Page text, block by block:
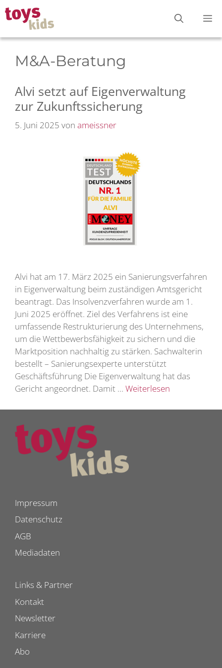
Zum
Inhalt
springen
M&A-Beratung
Alvi setzt auf Eigenverwaltung
zur Zukunftssicherung
5. Juni 2025 von ameissner
Alvi hat am 17. März 2025 ein Sanierungsverfahren
in Eigenverwaltung beim zuständigen Amtsgericht
beantragt. Das Insolvenzverfahren wurde am 1.
Juni 2025 eröffnet. Ziel des Verfahrens ist eine
umfassende Restrukturierung des Unternehmens,
um die Wettbewerbsfähigkeit zu sichern und die
Marktposition nachhaltig zu stärken. Sachwalterin
bestellt – Sanierungsexperte unterstützt
Geschäftsführung Die Eigenverwaltung hat das
Gericht angeordnet. Damit … Weiterlesen
Impressum
Datenschutz
AGB
Mediadaten
Links & Partner
Kontakt
Newsletter
Karriere
Abo